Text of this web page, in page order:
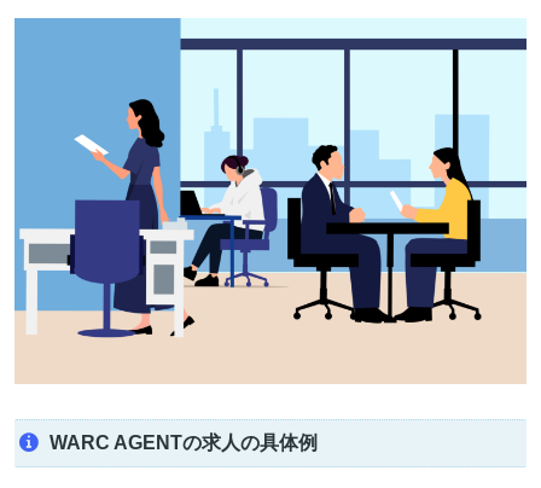
WARC AGENTの求人の具体例